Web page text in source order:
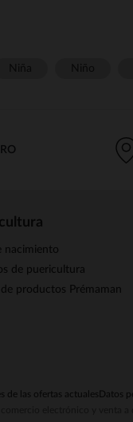
nacimiento
de puericultura
productos Prémaman
de las ofertas actuales Datos